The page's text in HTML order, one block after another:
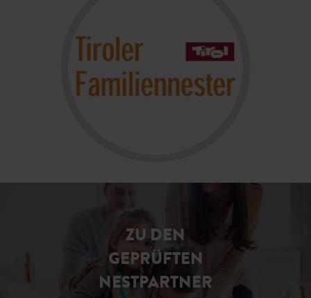
ZU DEN
GEPRÜFTEN
NESTPARTNER